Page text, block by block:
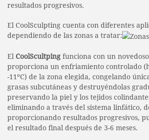
resultados progresivos.
El CoolSculpting cuenta con diferentes
dependiendo de las zonas a tratar:
El CoolScultping funciona con un
proporciona un enfriamiento controlado
-11ºC) de la zona elegida, congelando
grasas subcutáneas y destruyéndolas
preservando la piel y los tejidos
eliminando a través del sistema linfático,
proporcionando resultados progresivos,
el resultado final después de 3-6 meses.